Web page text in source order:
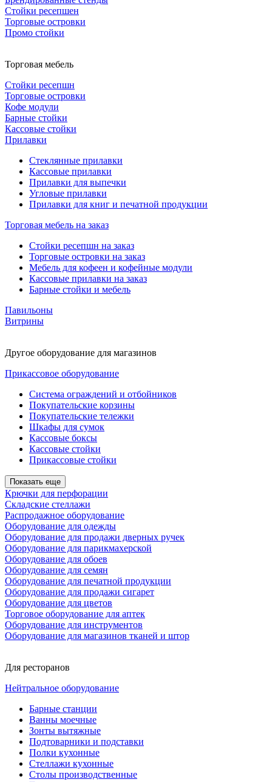
Стойки ресепшен
Торговые островки
Промо стойки
Торговая мебель
Стойки ресепшн
Торговые островки
Кофе модули
Барные стойки
Кассовые стойки
Прилавки
Стеклянные прилавки
Кассовые прилавки
Прилавки для выпечки
Угловые прилавки
Прилавки для книг и печатной продукции
Торговая мебель на заказ
Стойки ресепшн на заказ
Торговые островки на заказ
Мебель для кофеен и кофейные модули
Кассовые прилавки на заказ
Барные стойки и мебель
Павильоны
Витрины
Другое оборудование для магазинов
Прикассовое оборудование
Система ограждений и отбойников
Покупательские корзины
Покупательские тележки
Шкафы для сумок
Кассовые боксы
Кассовые стойки
Прикассовые стойки
Показать еще
Крючки для перфорации
Складские стеллажи
Распродажное оборудование
Оборудование для одежды
Оборудование для продажи дверных ручек
Оборудование для парикмахерской
Оборудование для обоев
Оборудование для семян
Оборудование для печатной продукции
Оборудование для продажи сигарет
Оборудование для цветов
Торговое оборудование для аптек
Оборудование для инструментов
Оборудование для магазинов тканей и штор
Для ресторанов
Нейтральное оборудование
Барные станции
Ванны моечные
Зонты вытяжные
Подтоварники и подставки
Полки кухонные
Стеллажи кухонные
Столы производственные